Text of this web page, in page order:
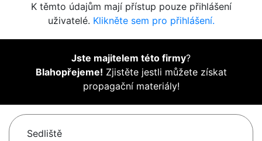
K těmto údajům mají přístup pouze přihlášení
uživatelé. Klikněte sem pro přihlášení.
Jste majitelem této firmy?
Blahopřejeme! Zjistěte jestli můžete získat
propagační materiály!
Sedliště